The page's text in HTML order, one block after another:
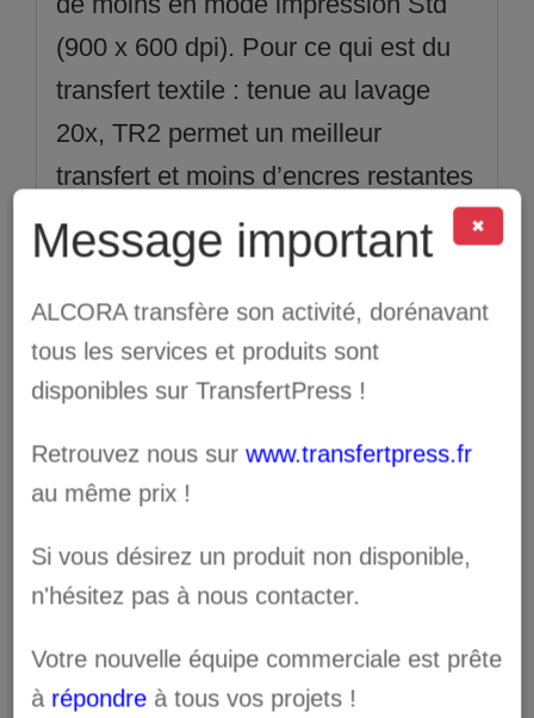
(900 x 600 dpi). Pour ce qui est du
transfert textile : tenue au lavage
20x, TR2 permet un meilleur
transfert et moins d’encres restantes
sur le tapis de transfert.
d’encre piézoélectrique.
Tête d’impression : flexfire.
✖
Message important
ALCORA transfère son activité, dorénavant
tous les services et produits sont
disponibles sur TransfertPress !
Retrouvez nous surwww.transfertpress.fr
au même prix !
Si vous désirez un produit non disponible,
n'hésitez pas à nous contacter.
Votre nouvelle équipe commerciale est prête
à répondre à tous vos projets !